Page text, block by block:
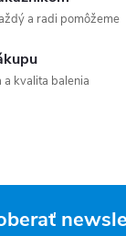
a radi pomôžeme
a kvalita balenia